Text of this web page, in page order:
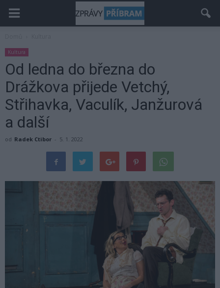
Kultura
Od ledna do března do
Drážkova přijede Vetchý,
Střihavka, Vaculík, Janžurová
a další
od Radek Ctibor - 5. 1. 2022